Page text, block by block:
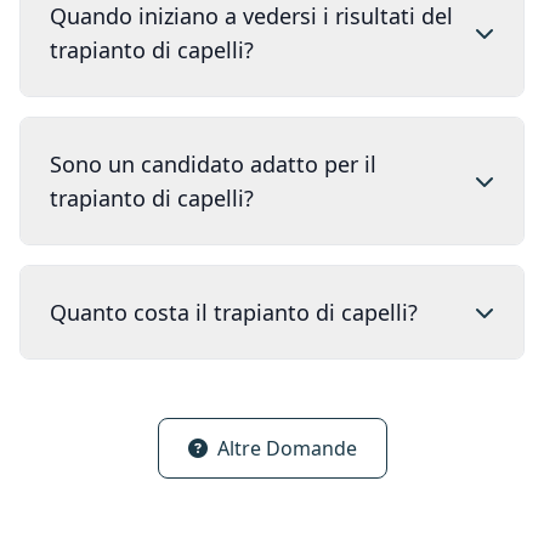
Quando iniziano a vedersi i risultati del
trapianto di capelli?
Sono un candidato adatto per il
trapianto di capelli?
Quanto costa il trapianto di capelli?
Altre Domande